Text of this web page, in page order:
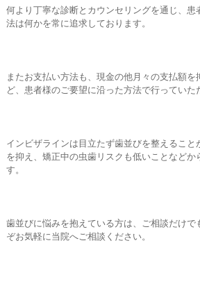
何より丁寧な診断とカウンセリングを通じ、患
法は何かを常に追求しております。
またお支払い方法も、現金の他月々の支払額を
ど、患者様のご要望に沿った方法で行っていた
インビザラインは目立たず歯並びを整えるこ
を抑え、矯正中の虫歯リスクも低いことなど
す。
歯並びに悩みを抱えている方は、ご相談だけで
ぞお気軽に当院へご相談ください。